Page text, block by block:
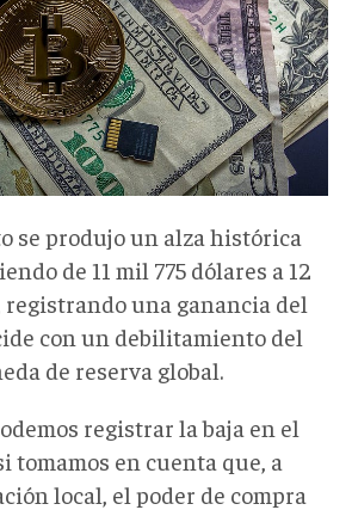
se produjo un alza histórica
de 11 mil 775 dólares a 12
registrando una ganancia del
con un debilitamiento del
de reserva global.
registrar la baja en el
tomamos en cuenta que, a
local, el poder de compra